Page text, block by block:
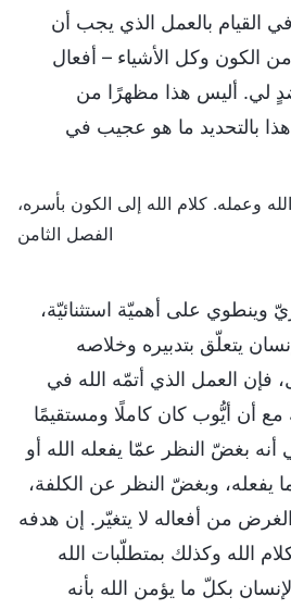
القيام بالعمل الذي يجب أن
الكون وكل الأشياء – أفعال
لي. أليس هذا مظهرًا من
بالتحديد ما هو عجيب في
1. ظهور الله وعمله. كلام الله إلى الكون بأسره،
الفصل الثامن
وينطوي على أهميّة استثنائيّة،
يتعلّق بتدبيره وخلاصه
فإن العمل الذي أتمّه الله في
أن أيُّوب كان كاملًا ومستقيمًا
بغضّ النظر عمّا يفعله الله أو
يفعله، وبغضّ النظر عن الكلفة،
من أفعاله لا يتغيّر. إن هدفه
الله وكذلك بمتطلّبات الله
بكلّ ما يؤمن الله بأنه